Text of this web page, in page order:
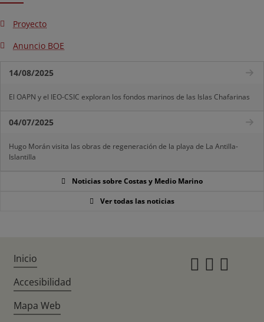
Proyecto
Anuncio BOE
14/08/2025
El OAPN y el IEO-CSIC exploran los fondos marinos de las Islas Chafarinas
04/07/2025
Hugo Morán visita las obras de regeneración de la playa de La Antilla-
Islantilla
Noticias sobre Costas y Medio Marino
Ver todas las noticias
Inicio
Accesibilidad
Mapa Web